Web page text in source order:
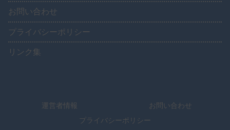
お問い合わせ
プライバシーポリシー
リンク集
運営者情報
お問い合わせ
プライバシーポリシー